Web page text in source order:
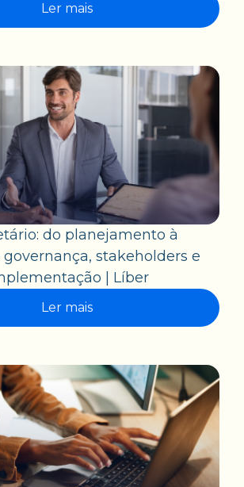
Ler mais
do planejamento à
stakeholders e
| Líber
Ler mais